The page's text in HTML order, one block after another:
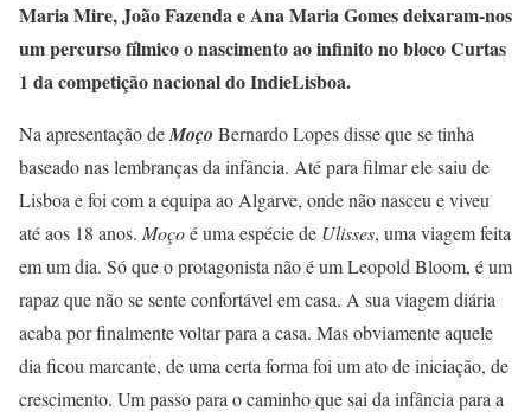
Maria Mire, João Fazenda e Ana Maria Gomes deixaram-nos
um percurso fílmico o nascimento ao infinito no bloco Curtas
1 da competição nacional do IndieLisboa.
Na apresentação deMoço Bernardo Lopes disse que se tinha
baseado nas lembranças da infância. Até para filmar ele saiu de
Lisboa e foi com a equipa ao Algarve, onde não nasceu e viveu
até aos 18 anos. Moçoé uma espécie de Ulisses, uma viagem feita
em um dia. Só que o protagonista não é um Leopold Bloom, é um
rapaz que não se sente confortável em casa. A sua viagem diária
acaba por finalmente voltar para a casa. Mas obviamente aquele
dia ficou marcante, de uma certa forma foi um ato de iniciação, de
crescimento. Um passo para o caminho que sai da infância para a